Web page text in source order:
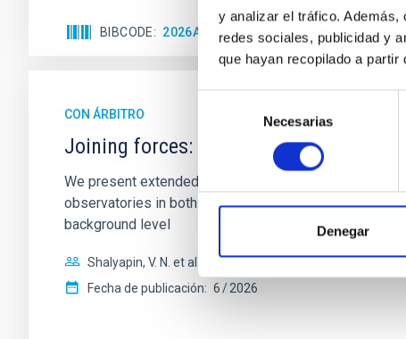
y analizar el tráfico.
redes sociales, publicidad y
que hayan recopilado a
consentimiento
Necesarias
Denegar
BIBCODE 2026A&A...710A..95S NÚMERO DE
CON ÁRBITRO
Joining forces: 30 years of optical
We present extended optical monitoring of the
observatories in both hemispheres and using a new
background level
Shalyapin, V. N. et al.
Fecha de publicación: 6 2026